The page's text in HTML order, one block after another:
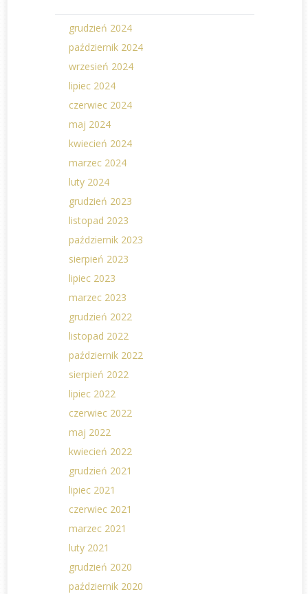
grudzień 2024
październik 2024
wrzesień 2024
lipiec 2024
czerwiec 2024
maj 2024
kwiecień 2024
marzec 2024
luty 2024
grudzień 2023
listopad 2023
październik 2023
sierpień 2023
lipiec 2023
marzec 2023
grudzień 2022
listopad 2022
październik 2022
sierpień 2022
lipiec 2022
czerwiec 2022
maj 2022
kwiecień 2022
grudzień 2021
lipiec 2021
czerwiec 2021
marzec 2021
luty 2021
grudzień 2020
październik 2020